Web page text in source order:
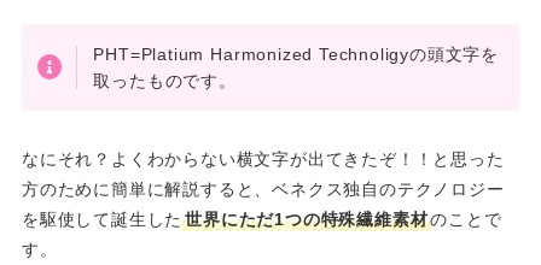
PHT=Platium Harmonized Technoligyの頭文字を
取ったものです。
なにそれ？よくわからない横文字が出てきたぞ！！と思った
方のために簡単に解説すると、ベネクス独自のテクノロジー
を駆使して誕生した世界にただ1つの特殊繊維素材のことで
す。